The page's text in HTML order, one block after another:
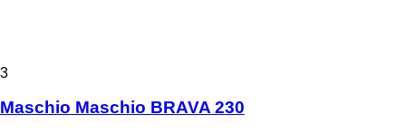
3
Maschio Maschio BRAVA 230